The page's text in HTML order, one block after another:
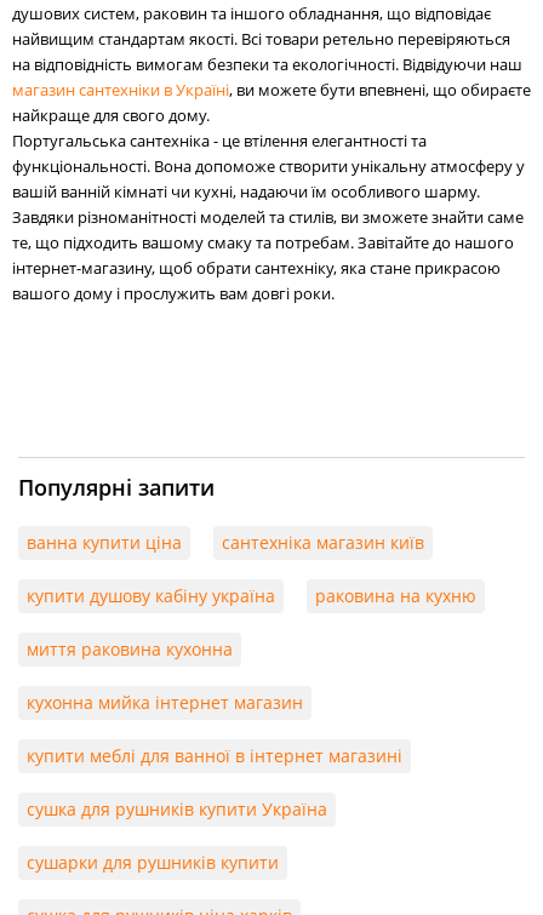
душових систем, раковин та іншого обладнання, що відповідає
найвищим стандартам якості. Всі товари ретельно перевіряються
на відповідність вимогам безпеки та екологічності. Відвідуючи наш
магазин сантехніки в Україні, ви можете бути впевнені, що обираєте
найкраще для свого дому.
Португальська сантехніка - це втілення елегантності та
функціональності. Вона допоможе створити унікальну атмосферу у
вашій ванній кімнаті чи кухні, надаючи їм особливого шарму.
Завдяки різноманітності моделей та стилів, ви зможете знайти саме
те, що підходить вашому смаку та потребам. Завітайте до нашого
інтернет-магазину, щоб обрати сантехніку, яка стане прикрасою
вашого дому і прослужить вам довгі роки.
Популярні запити
ванна купити ціна сантехніка магазин київ
купити душову кабіну україна раковина на кухню
миття раковина кухонна
кухонна мийка інтернет магазин
купити меблі для ванної в інтернет магазині
сушка для рушників купити Україна
сушарки для рушників купити